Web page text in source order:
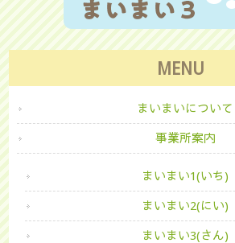
MENU
まいまいについて
事業所案内
まいまい1(いち)
まいまい2(にい)
まいまい3(さん)